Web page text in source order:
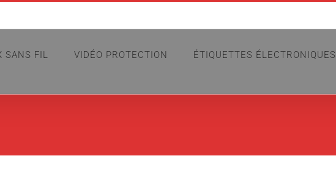
SANS FIL VIDÉO PROTECTION ÉTIQUETTES ÉLECTRONIQUES